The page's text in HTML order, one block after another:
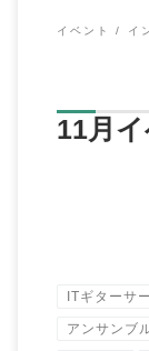
イベント イ
11月
ITギターサ
アンサンブ